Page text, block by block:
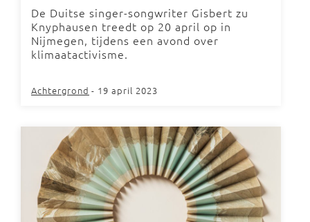
De Duitse singer-songwriter Gisbert zu
Knyphausen treedt op 20 april op in
Nijmegen, tijdens een avond over
klimaatactivisme.
Achtergrond - 19 april 2023